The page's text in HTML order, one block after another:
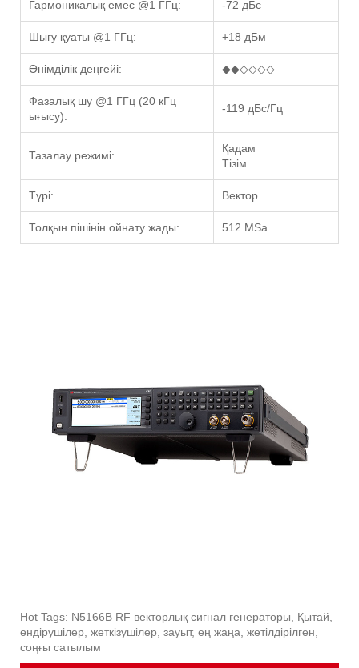
Гармоникалық емес @1 ГГц: -72 дБс
Шығу қуаты @1 ГГц: +18 дБм
Өнімділік деңгейі: ◆◆◇◇◇◇
Фазалық шу @1 ГГц (20 кГц
ығысу):
-119 дБс/Гц
Тазалау режимі:
Қадам
Тізім
Түрі: Вектор
Толқын пішінін ойнату жады: 512 MSa
Hot Tags: N5166B RF векторлық сигнал генераторы, Қытай,
өндірушілер, жеткізушілер, зауыт, ең жаңа, жетілдірілген,
соңғы сатылым